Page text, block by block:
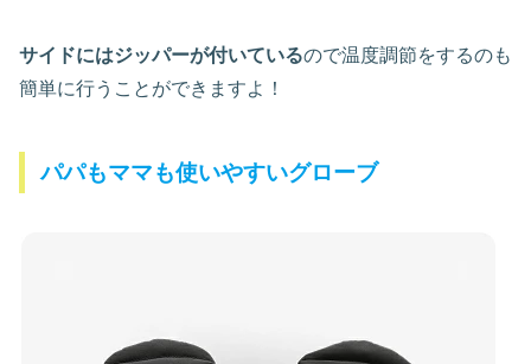
サイドにはジッパーが付いているので温度調節をするのも
簡単に行うことができますよ！
パパもママも使いやすいグローブ